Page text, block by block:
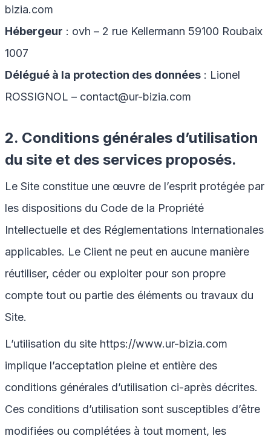
bizia.com
Hébergeur : ovh – 2 rue Kellermann 59100 Roubaix
1007
Délégué à la protection des données : Lionel
ROSSIGNOL – contact@ur-bizia.com
2. Conditions générales d’utilisation
du site et des services proposés.
Le Site constitue une œuvre de l’esprit protégée par
les dispositions du Code de la Propriété
Intellectuelle et des Réglementations Internationales
applicables. Le Client ne peut en aucune manière
réutiliser, céder ou exploiter pour son propre
compte tout ou partie des éléments ou travaux du
Site.
L’utilisation du site https://www.ur-bizia.com
implique l’acceptation pleine et entière des
conditions générales d’utilisation ci-après décrites.
Ces conditions d’utilisation sont susceptibles d’être
modifiées ou complétées à tout moment, les